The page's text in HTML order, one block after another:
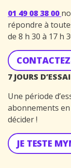
01 49 08 38 00
répondre à
de 8 h 30 à 17 h
7 JOURS
Une période
abonnements
décider !
JE TESTE